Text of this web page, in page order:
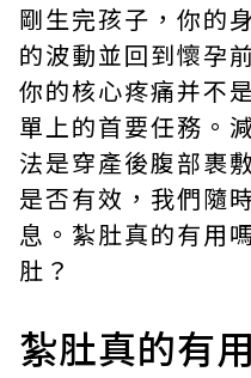
剛生完孩子，你的
的波動並回到懷孕
你的核心疼痛并不
單上的首要任務。
法是穿產後腹部裹
是否有效，我們隨
息。紮肚真的有用
肚？
紮肚真的有